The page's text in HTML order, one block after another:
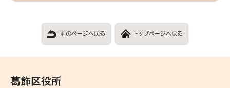
前のページへ戻る トップページへ戻る
葛飾区役所